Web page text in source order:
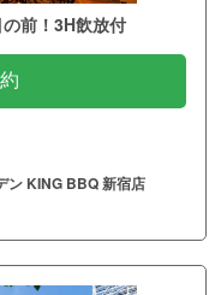
前！3H飲放付
ン KING BBQ 新宿店